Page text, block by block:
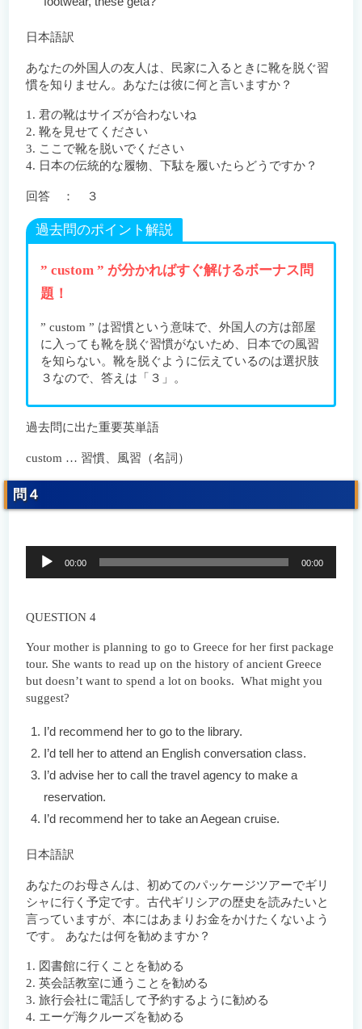
日本語訳
あなたの外国人の友人は、民家に入るときに靴を脱ぐ習
慣を知りません。あなたは彼に何と言いますか？
1. 君の靴はサイズが合わないね
2. 靴を見せてください
3. ここで靴を脱いでください
4. 日本の伝統的な履物、下駄を履いたらどうですか？
回答 ： ３
過去問のポイント解説
” custom ” が分かればすぐ解けるボーナス問
題！
” custom ” は習慣という意味で、外国人の方は部屋
に入っても靴を脱ぐ習慣がないため、日本での風習
を知らない。靴を脱ぐように伝えているのは選択肢
３なので、答えは「３」。
過去問に出た重要英単語
custom … 習慣、風習（名詞）
問４
ー
ー
00:00 00:00
QUESTION 4
Your mother is planning to go to Greece for her first package
tour. She wants to read up on the history of ancient Greece
but doesn’t want to spend a lot on books. What might you
suggest?
I’d recommend her to go to the library.
I’d tell her to attend an English conversation class.
I’d advise her to call the travel agency to make a
reservation.
I’d recommend her to take an Aegean cruise.
日本語訳
あなたのお母さんは、初めてのパッケージツアーでギリ
シャに行く予定です。古代ギリシアの歴史を読みたいと
言っていますが、本にはあまりお金をかけたくないよう
です。 あなたは何を勧めますか？
1. 図書館に行くことを勧める
2. 英会話教室に通うことを勧める
3. 旅行会社に電話して予約するように勧める
4. エーゲ海クルーズを勧める